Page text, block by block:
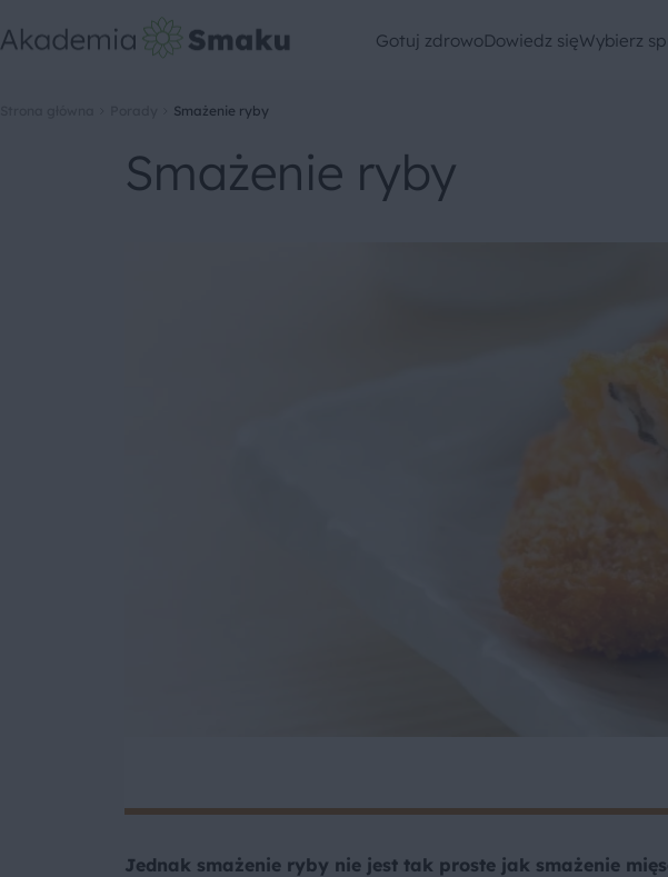
Gotuj zdrowoDowiedz sięWybierz
Smażenie ryby
Smażenie ryby
Jednak smażenie ryby nie jest tak proste jak smażenie